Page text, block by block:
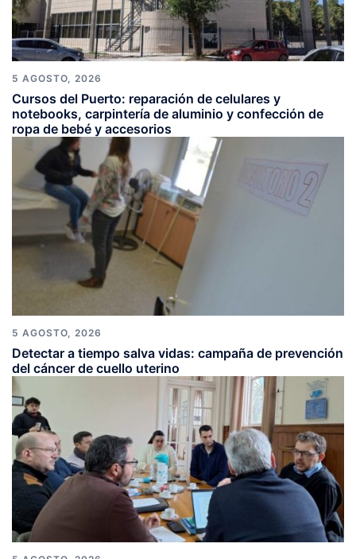
5 AGOSTO, 2026
Cursos del Puerto: reparación de celulares y
notebooks, carpintería de aluminio y confección de
ropa de bebé y accesorios
5 AGOSTO, 2026
Detectar a tiempo salva vidas: campaña de prevención
del cáncer de cuello uterino